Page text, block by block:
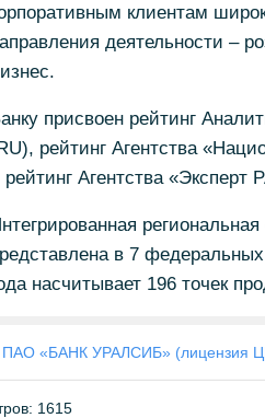
клиентам
деятельности –
присвоен рейтинг
рейтинг Агентства
рейтинг Агентства «Эксперт
в 7
насчитывает 196 точек
ПАО «БАНК УРАЛСИБ» (лицензия
1615